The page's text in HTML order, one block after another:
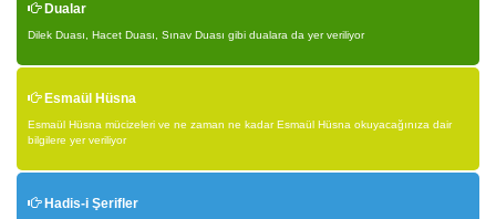
Dualar
Dilek Duası, Hacet Duası, Sınav Duası gibi dualara da yer veriliyor
Esmaül Hüsna
Esmaül Hüsna mücizeleri ve ne zaman ne kadar Esmaül Hüsna okuyacağınıza dair
bilgilere yer veriliyor
Hadis-i Şerifler